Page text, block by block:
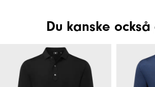
Du kanske